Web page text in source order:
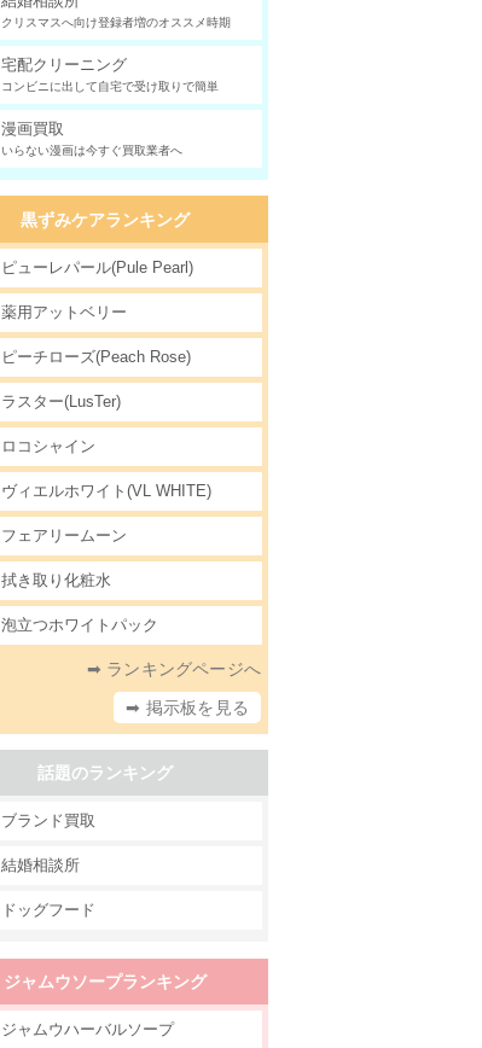
クリスマスへ向け登録者増のオススメ時期
宅配クリーニング
コンビニに出して自宅で受け取りで簡単
漫画買取
いらない漫画は今すぐ買取業者へ
黒ずみケアランキング
ピューレパール(Pule Pearl)
薬用アットベリー
ピーチローズ(Peach Rose)
ラスター(LusTer)
ロコシャイン
ヴィエルホワイト(VL WHITE)
フェアリームーン
拭き取り化粧水
泡立つホワイトパック
➡ ランキングページへ
➡ 掲示板を見る
話題のランキング
ブランド買取
結婚相談所
ドッグフード
ジャムウソープランキング
ジャムウハーバルソープ